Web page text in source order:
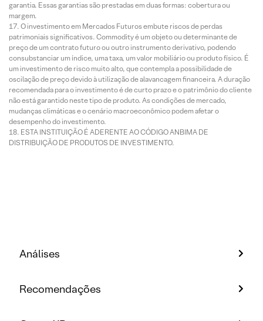
garantia. Essas garantias são prestadas em duas formas: cobertura ou
margem.
O investimento em Mercados Futuros embute riscos de perdas
patrimoniais significativos. Commodity é um objeto ou determinante de
preço de um contrato futuro ou outro instrumento derivativo, podendo
consubstanciar um índice, uma taxa, um valor mobiliário ou produto físico. É
um investimento de risco muito alto, que contempla a possibilidade de
oscilação de preço devido à utilização de alavancagem financeira. A duração
recomendada para o investimento é de curto prazo e o patrimônio do cliente
não está garantido neste tipo de produto. As condições de mercado,
mudanças climáticas e o cenário macroeconômico podem afetar o
desempenho do investimento.
ESTA INSTITUIÇÃO É ADERENTE AO CÓDIGO ANBIMA DE
DISTRIBUIÇÃO DE PRODUTOS DE INVESTIMENTO.
Análises
Recomendações